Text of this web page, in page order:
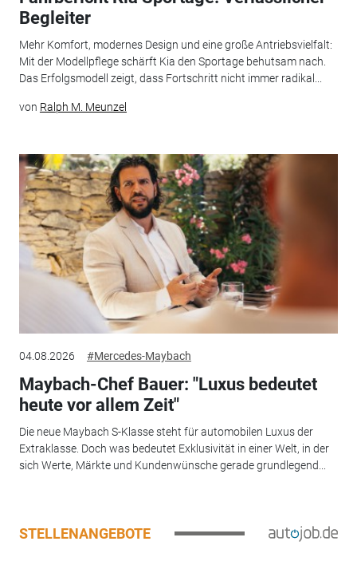
Begleiter
Mehr Komfort, modernes Design und eine große Antriebsvielfalt:
Mit der Modellpflege schärft Kia den Sportage behutsam nach.
Das Erfolgsmodell zeigt, dass Fortschritt nicht immer radikal...
von Ralph M. Meunzel
04.08.2026 #Mercedes-Maybach
Maybach-Chef Bauer: "Luxus bedeutet
heute vor allem Zeit"
Die neue Maybach S-Klasse steht für automobilen Luxus der
Extraklasse. Doch was bedeutet Exklusivität in einer Welt, in der
sich Werte, Märkte und Kundenwünsche gerade grundlegend...
STELLENANGEBOTE